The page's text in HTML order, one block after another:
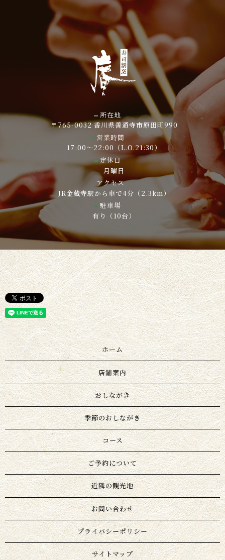
所在地
〒765-0032 香川県善通寺市原田町990
営業時間
17:00～22:00（L.O.21:30）
定休日
月曜日
アクセス
JR金蔵寺駅から車で4分（2.3km）
駐車場
有り（10台）
ホーム
店舗案内
おしながき
季節のおしながき
コース
ご予約について
近隣の観光地
お問い合わせ
プライバシーポリシー
サイトマップ